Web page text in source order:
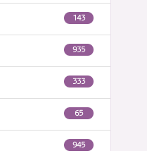
143
935
333
65
945